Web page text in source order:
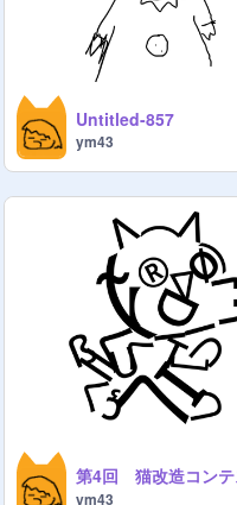
Untitled-857
ym43
ym43